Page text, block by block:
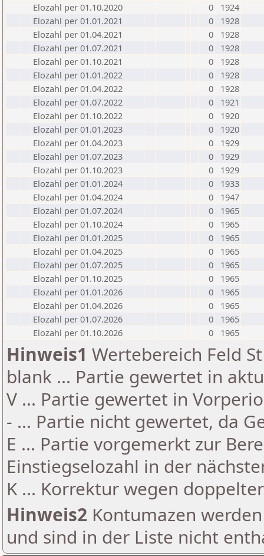
Elozahl per 01.10.2020
0
1924
Elozahl per 01.01.2021
0
1928
Elozahl per 01.04.2021
0
1928
Elozahl per 01.07.2021
0
1928
Elozahl per 01.10.2021
0
1928
Elozahl per 01.01.2022
0
1928
Elozahl per 01.04.2022
0
1928
Elozahl per 01.07.2022
0
1921
Elozahl per 01.10.2022
0
1920
Elozahl per 01.01.2023
0
1920
Elozahl per 01.04.2023
0
1929
Elozahl per 01.07.2023
0
1929
Elozahl per 01.10.2023
0
1929
Elozahl per 01.01.2024
0
1933
Elozahl per 01.04.2024
0
1947
Elozahl per 01.07.2024
0
1965
Elozahl per 01.10.2024
0
1965
Elozahl per 01.01.2025
0
1965
Elozahl per 01.04.2025
0
1965
Elozahl per 01.07.2025
0
1965
Elozahl per 01.10.2025
0
1965
Elozahl per 01.01.2026
0
1965
Elozahl per 01.04.2026
0
1965
Elozahl per 01.07.2026
0
1965
Elozahl per 01.10.2026
0 1965
Hinweis1 Wertebereich Feld
blank ... Partie gewertet in
V ... Partie gewertet in
- ... Partie nicht gewertet, da
E ... Partie vorgemerkt zur
Einstiegselozahl in der
K ... Korrektur wegen
Hinweis2 Kontumazen
und sind in der Liste nicht